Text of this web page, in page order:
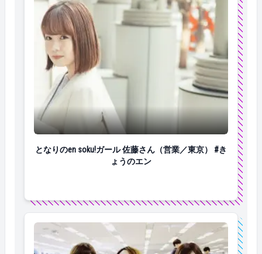
となりのen soku!ガール 佐藤さん（営業／東京） #き
となりのen soku!ガール 佐藤さん（営業／東京） #き
ょうのエン